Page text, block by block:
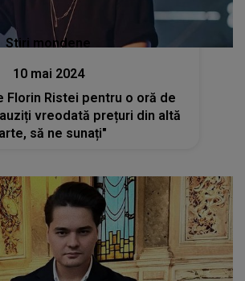
Stiri mondene
10 mai 2024
Florin Ristei pentru o oră de
vreodată prețuri din altă
să ne sunați"